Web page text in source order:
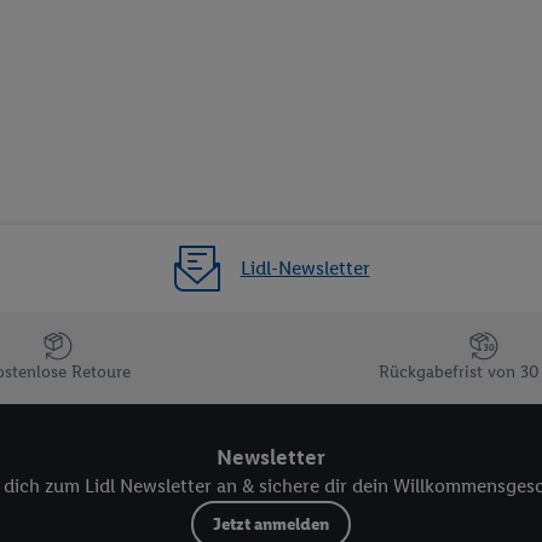
Lidl-Newsletter
Retoure Rückgabefrist von 30
Newsletter
zum Lidl Newsletter an & sichere dir dein
Jetzt anmelden